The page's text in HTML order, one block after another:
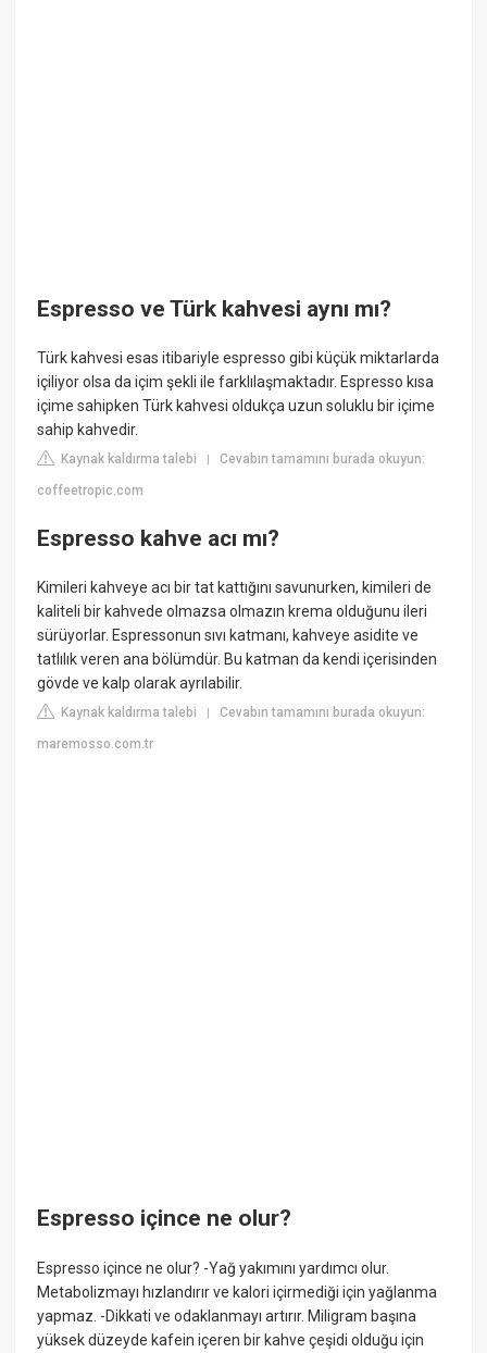
Espresso ve Türk kahvesi aynı mı?
Türk kahvesi esas itibariyle espresso gibi küçük miktarlarda
içiliyor olsa da içim şekli ile farklılaşmaktadır. Espresso kısa
içime sahipken Türk kahvesi oldukça uzun soluklu bir içime
sahip kahvedir.
Kaynak kaldırma talebi |Cevabın tamamını burada okuyun:
coffeetropic.com
Espresso kahve acı mı?
Kimileri kahveye acı bir tat kattığını savunurken, kimileri de
kaliteli bir kahvede olmazsa olmazın krema olduğunu ileri
sürüyorlar. Espressonun sıvı katmanı, kahveye asidite ve
tatlılık veren ana bölümdür. Bu katman da kendi içerisinden
gövde ve kalp olarak ayrılabilir.
Kaynak kaldırma talebi |Cevabın tamamını burada okuyun:
maremosso.com.tr
Espresso içince ne olur?
Espresso içince ne olur? -Yağ yakımını yardımcı olur.
Metabolizmayı hızlandırır ve kalori içirmediği için yağlanma
yapmaz. -Dikkati ve odaklanmayı artırır. Miligram başına
yüksek düzeyde kafein içeren bir kahve çeşidi olduğu için